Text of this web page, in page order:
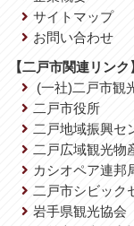
サイトマップ
お問い合わせ
【二戸市関連リンク
(一社)二戸市
二戸市役所
二戸地域振興セ
二戸広域観光物
カシオペア連邦
二戸市シビック
岩手県観光協会